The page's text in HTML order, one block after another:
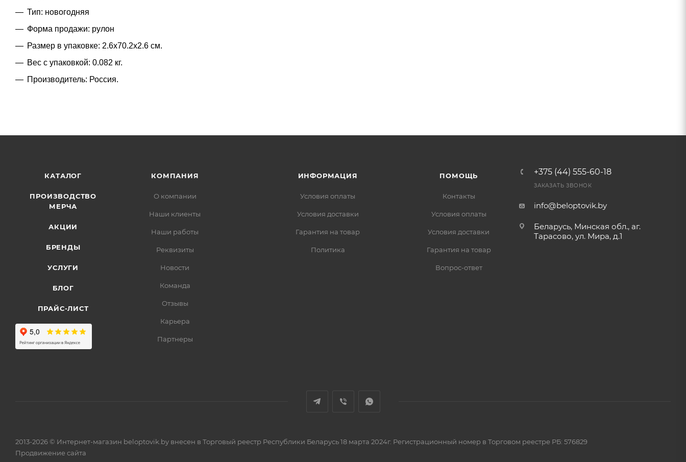
Тип: новогодняя
Форма продажи: рулон
Размер в упаковке: 2.6x70.2x2.6 см.
Вес с упаковкой: 0.082 кг.
Производитель: Россия.
КАТАЛОГ
ПРОИЗВОДСТВО
МЕРЧА
АКЦИИ
БРЕНДЫ
УСЛУГИ
БЛОГ
ПРАЙС-ЛИСТ
КОМПАНИЯ
О компании
Наши клиенты
Наши работы
Реквизиты
Новости
Команда
Отзывы
Карьера
Партнеры
ИНФОРМАЦИЯ
Условия оплаты
Условия доставки
Гарантия на товар
Политика
ПОМОЩЬ
Контакты
Условия оплаты
Условия доставки
Гарантия на товар
Вопрос-ответ
+375 (44) 555-60-18
ЗАКАЗАТЬ ЗВОНОК
info@beloptovik.by
Беларусь, Минская обл., аг.
Тарасово, ул. Мира, д.1
2013-2026 © Интернет-магазин beloptovik.by внесен в Торговый реестр Республики Беларусь 18 марта 2024г. Регистрационный номер в Торговом реестре РБ: 576829
Продвижение сайта